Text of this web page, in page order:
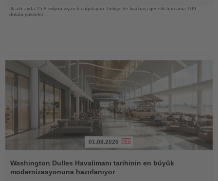
İlk altı ayda 25,8 milyon ziyaretçi ağırlayan Türkiye’de kişi başı gecelik harcama 109
dolara yükseldi
Oku
01.08.2026
Washington Dulles Havalimanı tarihinin en büyük
modernizasyonuna hazırlanıyor